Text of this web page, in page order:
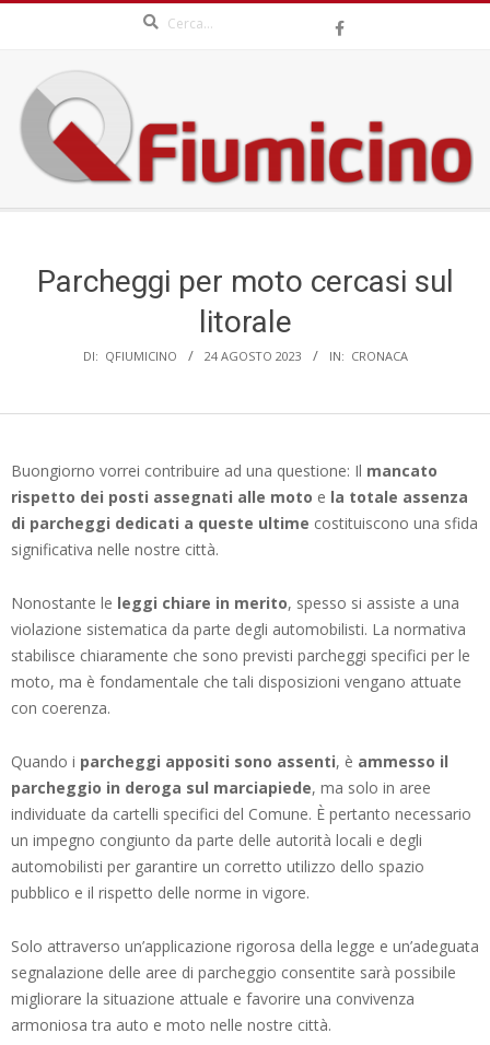
content
QFIUMICINO.COM
Parcheggi per moto cercasi sul
litorale
DI: QFIUMICINO 24 AGOSTO 2023 IN: CRONACA
Buongiorno vorrei contribuire ad una questione: Il mancato
rispetto dei posti assegnati alle moto e la totale assenza
di parcheggi dedicati a queste ultime costituiscono una sfida
significativa nelle nostre città.
Nonostante le leggi chiare in merito, spesso si assiste a una
violazione sistematica da parte degli automobilisti. La normativa
stabilisce chiaramente che sono previsti parcheggi specifici per le
moto, ma è fondamentale che tali disposizioni vengano attuate
con coerenza.
Quando i parcheggi appositi sono assenti, è ammesso il
parcheggio in deroga sul marciapiede, ma solo in aree
individuate da cartelli specifici del Comune. È pertanto necessario
un impegno congiunto da parte delle autorità locali e degli
automobilisti per garantire un corretto utilizzo dello spazio
pubblico e il rispetto delle norme in vigore.
Solo attraverso un’applicazione rigorosa della legge e un’adeguata
segnalazione delle aree di parcheggio consentite sarà possibile
migliorare la situazione attuale e favorire una convivenza
armoniosa tra auto e moto nelle nostre città.